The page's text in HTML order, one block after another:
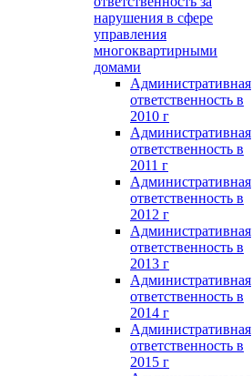
нарушения в сфере
управления
многоквартирными
домами
Административная
ответственность в
2010 г
Административная
ответственность в
2011 г
Административная
ответственность в
2012 г
Административная
ответственность в
2013 г
Административная
ответственность в
2014 г
Административная
ответственность в
2015 г